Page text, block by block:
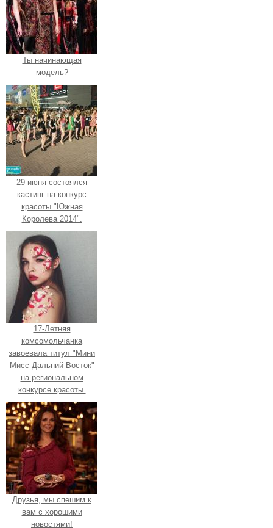
Ты начинающая
модель?
29 июня состоялся
кастинг на конкурс
красоты "Южная
Королева 2014".
17-Летняя
комсомольчанка
завоевала титул "Мини
Мисс Дальний Восток"
на региональном
конкурсе красоты.
Друзья, мы спешим к
вам с хорошими
новостями!